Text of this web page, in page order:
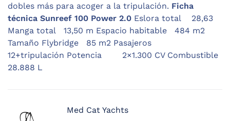
dobles más para acoger a la tripulación. Ficha
técnica Sunreef 100 Power 2.0 Eslora total 28,63
Manga total 13,50 m Espacio habitable 484 m2
Tamaño Flybridge 85 m2 Pasajeros
12+tripulación Potencia 2×1.300 CV Combustible
28.888 L
Med Cat Yachts